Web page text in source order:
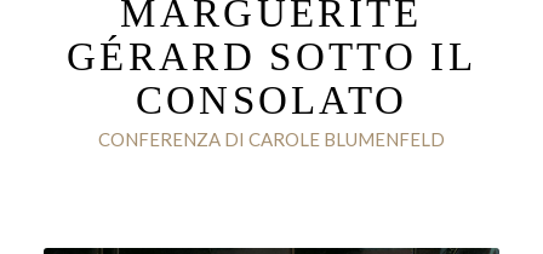
MARGUERITE
GÉRARD SOTTO IL
CONSOLATO
CONFERENZA DI CAROLE BLUMENFELD